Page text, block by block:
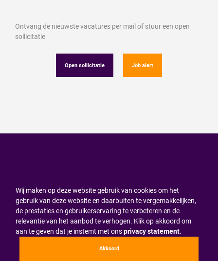
Ontvang de nieuwste vacatures per mail of stuur een open
sollicitatie
Open sollicitatie Job alert
Wij maken op deze website gebruik van cookies om het
gebruik van deze website en daarbuiten te vergemakkelijken,
de prestaties en gebruikerservaring te verbeteren en de
relevantie van het aanbod te verhogen. Klik op akkoord om
aan te geven dat je instemt met onsprivacy statement.
Akkoord